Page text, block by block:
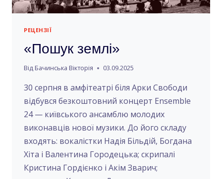
РЕЦЕНЗІЇ
«Пошук землі»
Від Бачинська Вікторія 03.09.2025
30 серпня в амфітеатрі біля Арки Свободи
відбувся безкоштовний концерт Ensemble
24 — київського ансамблю молодих
виконавців нової музики. До його складу
входять: вокалістки Надія Більдій, Богдана
Хіта і Валентина Городецька; скрипалі
Кристина Гордієнко і Акім Зварич;